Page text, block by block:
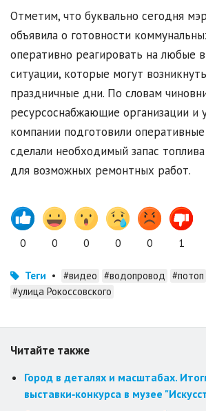
Отметим, что буквально сегодня
объявила о готовности
оперативно реагировать на любые
ситуации, которые могут
праздничные дни. По словам
ресурсоснабжающие организации и
компании подготовили
сделали необходимый запас
для возможных ремонтных работ.
0 0 0 0 0 1
Теги • #видео #водопровод #потоп
#улица Рокоссовского
Читайте также
Город в деталях и масштабах.
выставки‑конкурса в музее